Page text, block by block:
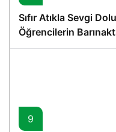
Sıfır Atıkla Sevgi
Öğrencilerin
Proje
9